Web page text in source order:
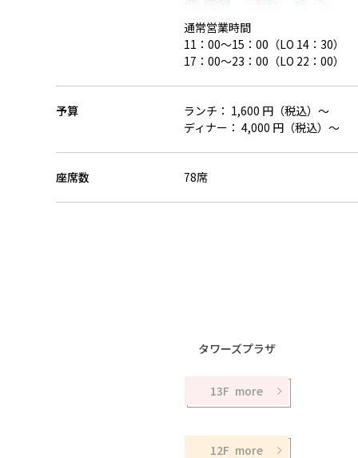
通常営業時間
11：00～15：00（LO 14：30）
17：00～23：00（LO 22：00）
予算
ランチ： 1,600 円（税込）～
ディナー： 4,000 円（税込）～
座席数 78席
タワーズプラザ
13F
12F